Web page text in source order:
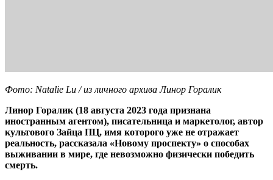
Фото: Natalie Lu / из личного архива Линор Горалик
Линор Горалик (18 августа 2023 года признана
иностранным агентом), писательница и маркетолог, автор
культового Зайца ПЦ, имя которого уже не отражает
реальность, рассказала «Новому проспекту» о способах
выживании в мире, где невозможно физически победить
смерть.